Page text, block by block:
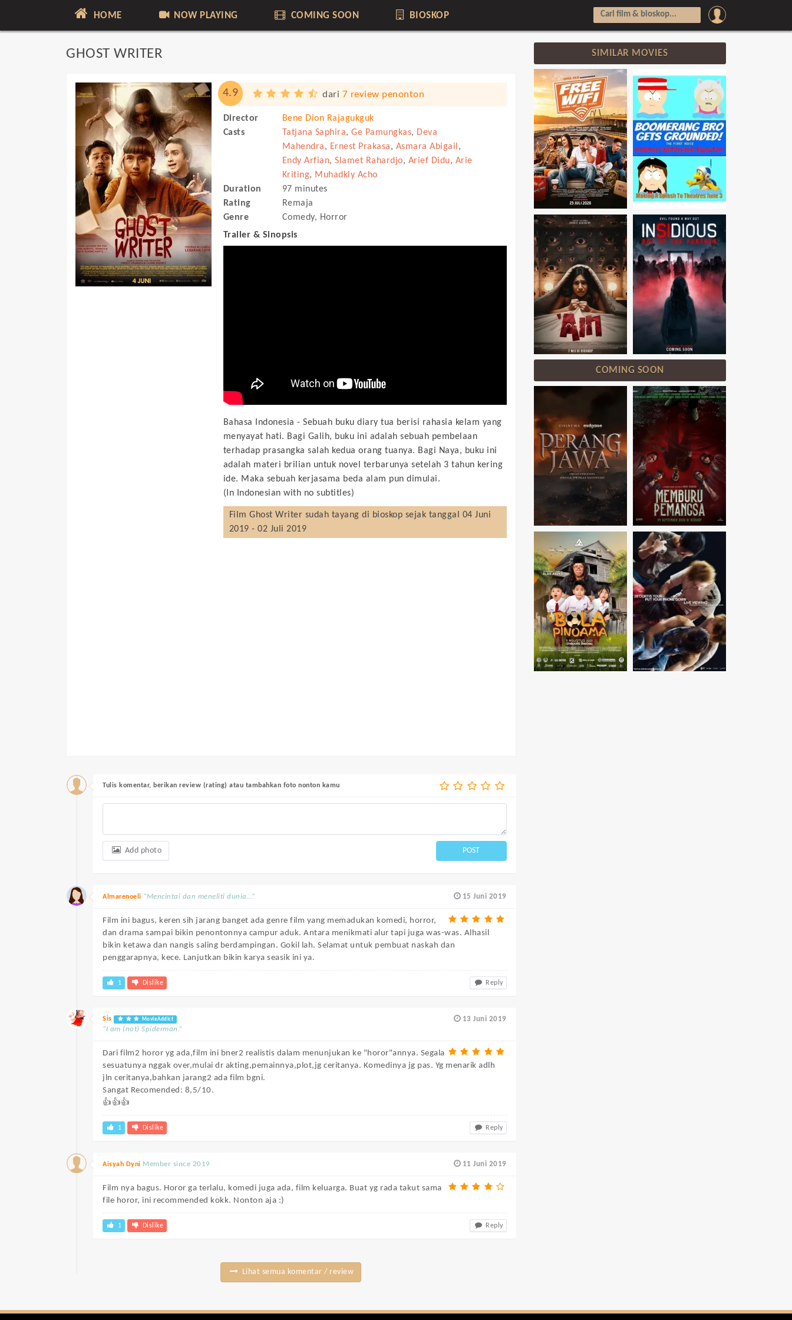
HOME NOW PLAYING COMING SOON BIOSKOP
GHOST WRITER
4.9 dari 7 review penonton
Director
Bene Dion Rajagukguk
Casts
Tatjana Saphira, Ge Pamungkas, Deva
Mahendra, Ernest Prakasa, Asmara Abigail ,
Endy Arfian, Slamet Rahardjo, Arief Didu, Arie
Kriting, Muhadkly Acho
Duration
97 minutes
Rating
Remaja
Genre
Comedy, Horror
Trailer & Sinopsis
Bahasa Indonesia - Sebuah buku diary tua berisi rahasia kelam yang
menyayat hati. Bagi Galih, buku ini adalah sebuah pembelaan
terhadap prasangka salah kedua orang tuanya. Bagi Naya, buku ini
adalah materi brilian untuk novel terbarunya setelah 3 tahun kering
ide. Maka sebuah kerjasama beda alam pun dimulai.
(In Indonesian with no subtitles)
Film Ghost Writer sudah tayang di bioskop sejak tanggal 04 Juni
2019 - 02 Juli 2019
Tulis komentar, berikan review (rating) atau tambahkan foto nonton kamu
Add photo POST
15 Juni 2019
Almarenoeli “Mencintai dan meneliti dunia...”
Film ini bagus, keren sih jarang banget ada genre film yang memadukan komedi, horror,
dan drama sampai bikin penontonnya campur aduk. Antara menikmati alur tapi juga was-was. Alhasil
bikin ketawa dan nangis saling berdampingan. Gokil lah. Selamat untuk pembuat naskah dan
penggarapnya, kece. Lanjutkan bikin karya seasik ini ya.
1 Dislike Reply
13 Juni 2019
Sis MovieAddict
“I am (not) Spiderman.”
Dari film2 horor yg ada,film ini bner2 realistis dalam menunjukan ke "horor"annya. Segala
sesuatunya nggak over,mulai dr akting,pemainnya,plot,jg ceritanya. Komedinya jg pas. Yg menarik adlh
jln ceritanya,bahkan jarang2 ada film bgni.
Sangat Recomended: 8,5/10.
👍👍👍
1 Dislike Reply
11 Juni 2019
Aisyah Dyni Member since 2019
Film nya bagus. Horor ga terlalu, komedi juga ada, film keluarga. Buat yg rada takut sama
file horor, ini recommended kokk. Nonton aja :)
1 Dislike Reply
Lihat semua komentar / review
SIMILAR MOVIES
COMING SOON